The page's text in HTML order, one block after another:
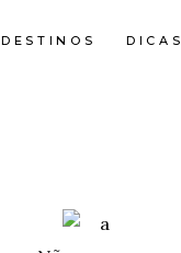
DESTINOS DICAS